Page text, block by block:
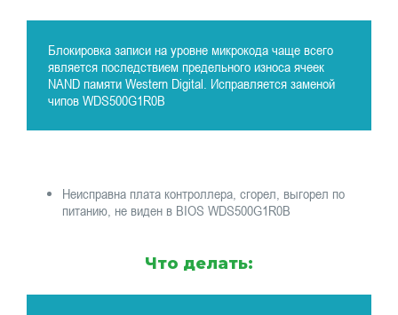
Блокировка записи на уровне микрокода чаще всего
является последствием предельного износа ячеек
NAND памяти Western Digital. Исправляется заменой
чипов WDS500G1R0B
Неисправна плата контроллера, сгорел, выгорел по
питанию, не виден в BIOS WDS500G1R0B
Что делать: